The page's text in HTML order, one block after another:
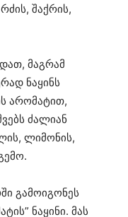
შაქრის,
მაგრამ
ნაყინს
არომატით,
ძალიან
ლიმონის,
გამოიგონეს
ნაყინი. მას